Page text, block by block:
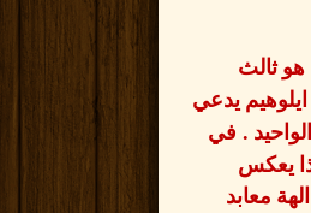
هو ثالث
ايلوهيم يدعي
. في
يعكس
معابد